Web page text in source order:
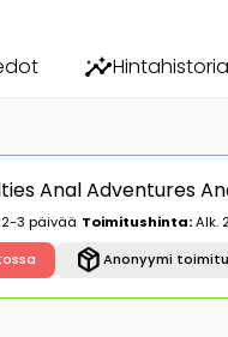
insightsHintahistoria
Anal Adventures
2-3 päivää Toimitushinta:Alk.
package_2Anonyymi